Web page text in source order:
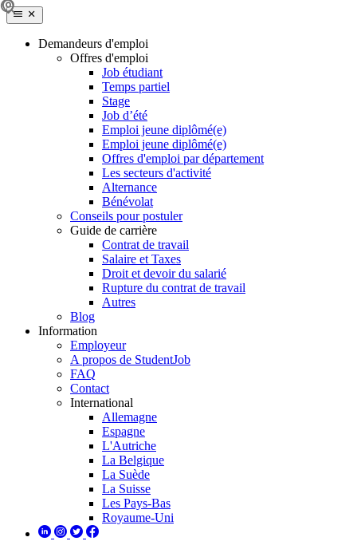
Demandeurs d'emploi
Offres d'emploi
Job étudiant
Temps partiel
Stage
Job d’été
Emploi jeune diplômé(e)
Emploi jeune diplômé(e)
Offres d'emploi par département
Les secteurs d'activité
Alternance
Bénévolat
Conseils pour postuler
Guide de carrière
Contrat de travail
Salaire et Taxes
Droit et devoir du salarié
Rupture du contrat de travail
Autres
Blog
Information
Employeur
A propos de StudentJob
FAQ
Contact
International
Allemagne
Espagne
L'Autriche
La Belgique
La Suède
La Suisse
Les Pays-Bas
Royaume-Uni